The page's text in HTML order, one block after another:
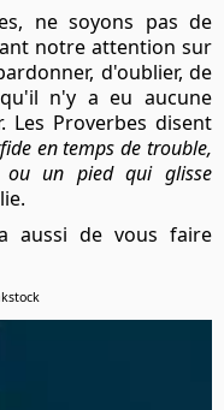
ne soyons pas de
notre attention sur
d'oublier, de
n'y a eu aucune
Les Proverbes disent
en temps de trouble,
ou un pied qui glisse
aussi de vous faire